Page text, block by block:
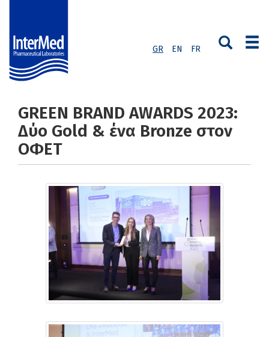
GR EN FR
GREEN BRAND AWARDS 2023:
Δύο Gold & ένα Bronze στον
ΟΦΕΤ